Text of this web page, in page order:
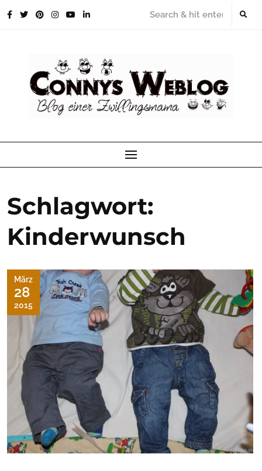
Schlagwort:
Kinderwunsch
März
28
2015